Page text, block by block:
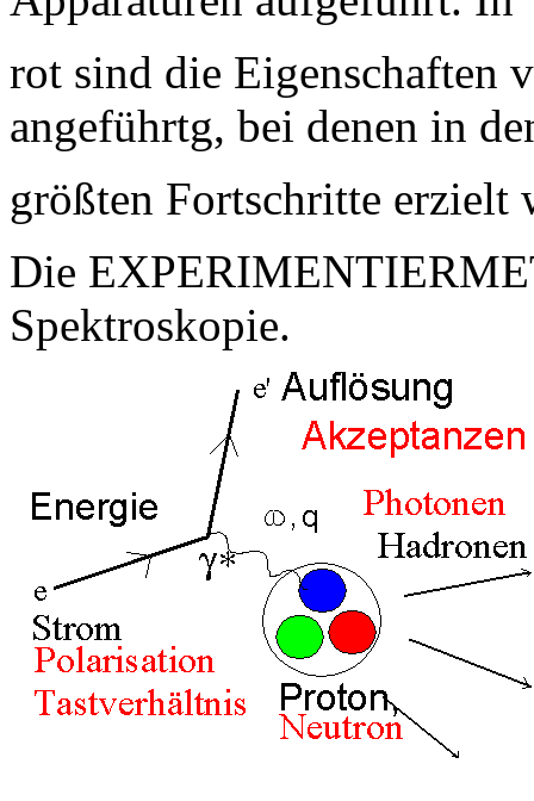
rot sind die Eigenschaften
angeführtg, bei denen in
größten Fortschritte erzielt
Die
Spektroskopie.